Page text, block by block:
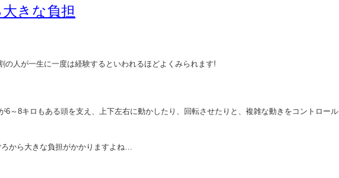
きな負担
の人が一生に一度は経験するといわれるほどよくみられます!
6～8キロもある頭を支え、上下左右に動かしたり、回転させたりと、複雑な動きをコントロール
から大きな負担がかかりますよね…